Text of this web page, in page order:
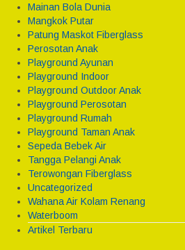
Mainan Bola Dunia
Mangkok Putar
Patung Maskot Fiberglass
Perosotan Anak
Playground Ayunan
Playground Indoor
Playground Outdoor Anak
Playground Perosotan
Playground Rumah
Playground Taman Anak
Sepeda Bebek Air
Tangga Pelangi Anak
Terowongan Fiberglass
Uncategorized
Wahana Air Kolam Renang
Waterboom
Artikel Terbaru